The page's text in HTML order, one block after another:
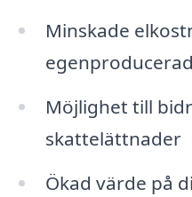
Minskade
Möjlighet till
skattelättnader
Ökad värde på